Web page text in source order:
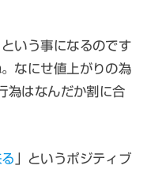
いう事になるのです
なにせ値上がりの為
はなんだか割に合
」というポジティブ